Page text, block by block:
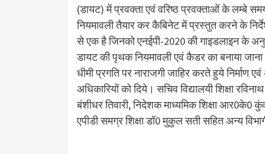
(डायट) में प्रवक्ता एवं वरिष्ठ प्रवक्ताओं के लम्बे
नियमावली तैयार कर कैबिनेट में प्रस्तुत करने के
से एक है जिनको एनईपी-2020 की गाइडलाइन के
डायट की पृथक नियमावली एवं कैडर का बनाया
धीमी प्रगति पर नाराजगी जाहिर करते हुये
अधिकारियों को दिये। सचिव विद्यालयी शिक्षा
बंशीधर तिवारी, निदेशक माध्यमिक शिक्षा आर0के0
एपीडी समग्र शिक्षा डॉ0 मुकुल सती सहित अन्य